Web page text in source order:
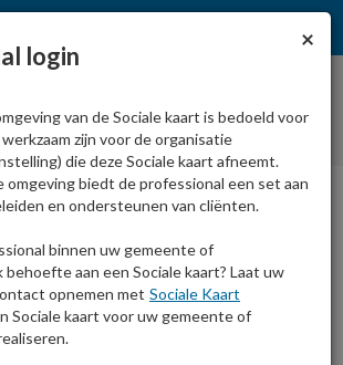
×
login
van de Sociale kaart is bedoeld voor
zijn voor de organisatie
die deze Sociale kaart afneemt.
omgeving biedt de professional een set aan
en ondersteunen van cliënten.
binnen uw gemeente of
aan een Sociale kaart? Laat uw
opnemen met Sociale Kaart
Sociale kaart voor uw gemeente of